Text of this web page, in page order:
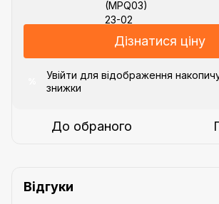
Дізнатися ціну
Увійти для відображення
знижки
До обраного
Відгуки